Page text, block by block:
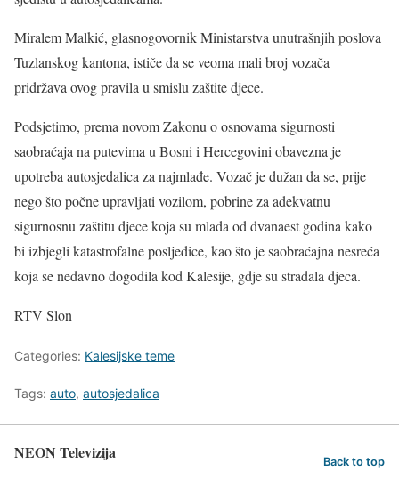
Miralem Malkić, glasnogovornik Ministarstva unutrašnjih poslova
Tuzlanskog kantona, ističe da se veoma mali broj vozača
pridržava ovog pravila u smislu zaštite djece.
Podsjetimo, prema novom Zakonu o osnovama sigurnosti
saobraćaja na putevima u Bosni i Hercegovini obavezna je
upotreba autosjedalica za najmlađe. Vozač je dužan da se, prije
nego što počne upravljati vozilom, pobrine za adekvatnu
sigurnosnu zaštitu djece koja su mlađa od dvanaest godina kako
bi izbjegli katastrofalne posljedice, kao što je saobraćajna nesreća
koja se nedavno dogodila kod Kalesije, gdje su stradala djeca.
RTV Slon
Categories: Kalesijske teme
Tags: auto, autosjedalica
NEON Televizija Back to top